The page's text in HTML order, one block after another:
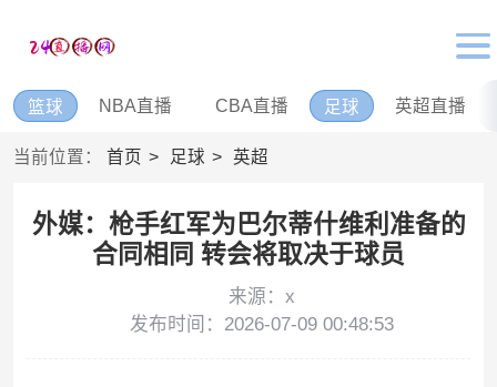
篮球 NBA直播 CBA直播 足球 英超直播
当前位置： 首页 足球 英超
外媒：枪手红军为巴尔蒂什维利准备的
合同相同 转会将取决于球员
来源：x
发布时间：2026-07-09 00:48:53